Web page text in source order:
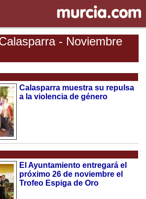
- Noviembre
Calasparra muestra su repulsa
a la violencia de género
El Ayuntamiento entregará el
próximo 26 de noviembre el
Trofeo Espiga de Oro